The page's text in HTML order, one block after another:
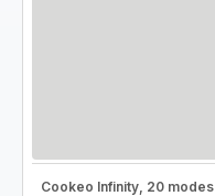
Cookeo Infinity, 20 modes